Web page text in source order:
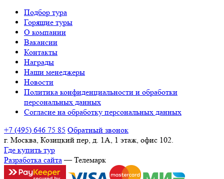
Подбор тура
Горящие туры
О компании
Вакансии
Контакты
Награды
Наши менеджеры
Новости
Политика конфиденциальности и обработки
персональных данных
Согласие на обработку персональных данных
+7 (495) 646 75 85 Обратный звонок
г. Москва, Козицкий пер, д. 1А, 1 этаж, офис 102.
Где купить тур
Разработка сайта— Телемарк